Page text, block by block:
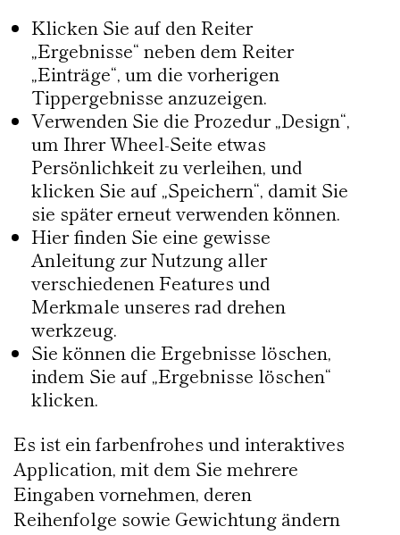
Klicken Sie auf den Reiter
„Ergebnisse“ neben dem Reiter
„Einträge“, um die vorherigen
Tippergebnisse anzuzeigen.
Verwenden Sie die Prozedur „Design“,
um Ihrer Wheel-Seite etwas
Persönlichkeit zu verleihen, und
klicken Sie auf „Speichern“, damit Sie
sie später erneut verwenden können.
Hier finden Sie eine gewisse
Anleitung zur Nutzung aller
verschiedenen Features und
Merkmale unseres rad drehen
werkzeug.
Sie können die Ergebnisse löschen,
indem Sie auf „Ergebnisse löschen“
klicken.
Es ist ein farbenfrohes und interaktives
Application, mit dem Sie mehrere
Eingaben vornehmen, deren
Reihenfolge sowie Gewichtung ändern